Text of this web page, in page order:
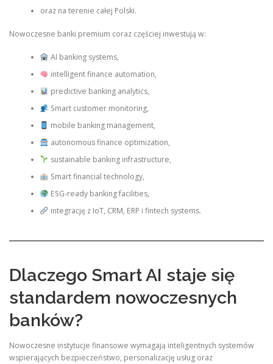
oraz na terenie całej Polski.
Nowoczesne banki premium coraz częściej inwestują w:
AI banking systems,
intelligent finance automation,
predictive banking analytics,
Smart customer monitoring,
mobile banking management,
autonomous finance optimization,
sustainable banking infrastructure,
Smart financial technology,
ESG-ready banking facilities,
integrację z IoT, CRM, ERP i fintech systems.
Dlaczego Smart AI staje się
standardem nowoczesnych
banków?
Nowoczesne instytucje finansowe wymagają inteligentnych systemów
wspierających bezpieczeństwo, personalizację usług oraz